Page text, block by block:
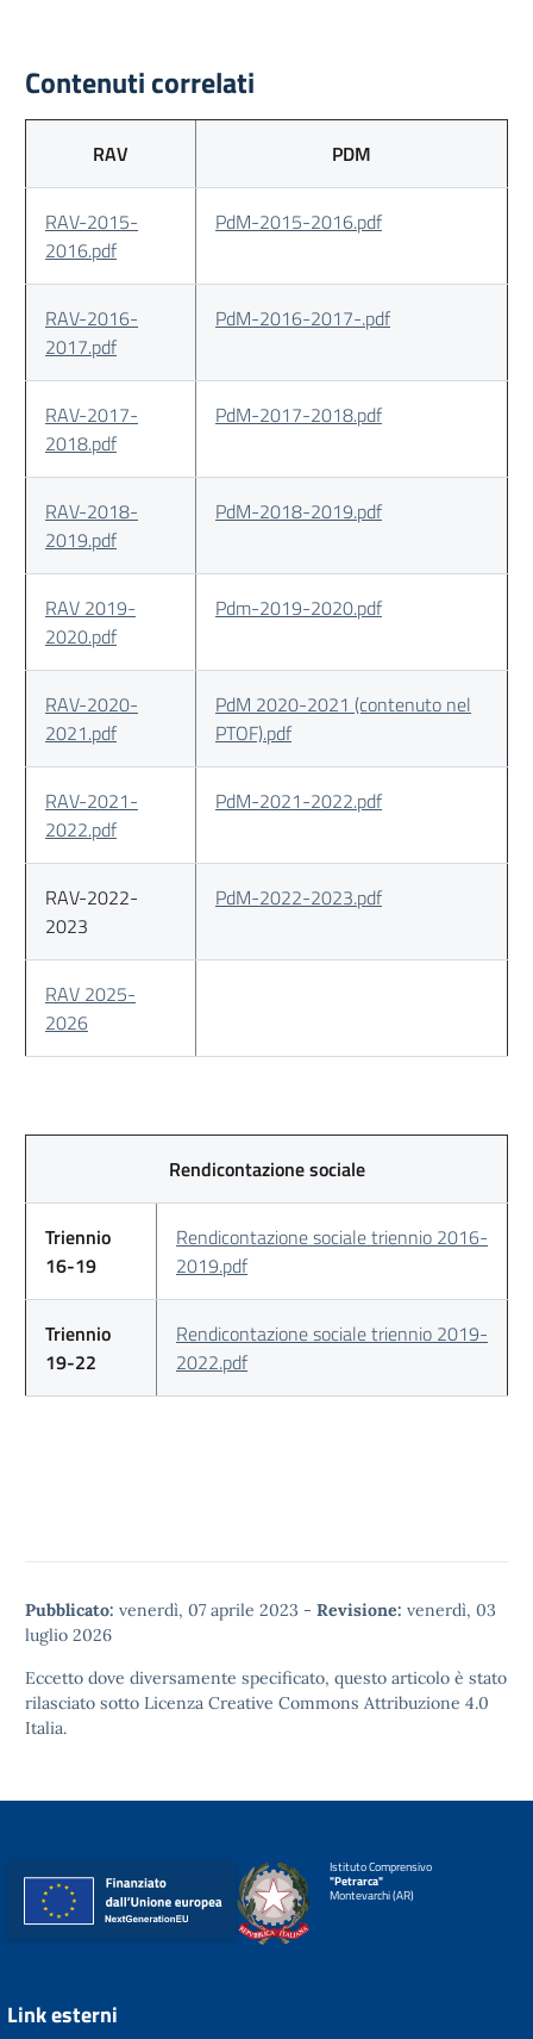
Contenuti correlati
RAV PDM
RAV-2015-
2016.pdf
PdM-2015-2016.pdf
RAV-2016-
2017.pdf
PdM-2016-2017-.pdf
RAV-2017-
2018.pdf
PdM-2017-2018.pdf
RAV-2018-
2019.pdf
PdM-2018-2019.pdf
RAV 2019-
2020.pdf
Pdm-2019-2020.pdf
RAV-2020-
2021.pdf
PdM 2020-2021 (contenuto nel
PTOF).pdf
RAV-2021-
2022.pdf
PdM-2021-2022.pdf
RAV-2022-
2023
PdM-2022-2023.pdf
RAV 2025-
2026
Rendicontazione sociale
Triennio
16-19
Rendicontazione sociale triennio 2016-
2019.pdf
Triennio
19-22
Rendicontazione sociale triennio 2019-
2022.pdf
Pubblicato: venerdì, 07 aprile 2023 - Revisione: venerdì, 03
luglio 2026
Eccetto dove diversamente specificato, questo articolo è stato
rilasciato sotto Licenza Creative Commons Attribuzione 4.0
Italia.
Istituto Comprensivo
"Petrarca"
Montevarchi (AR)
Link esterni